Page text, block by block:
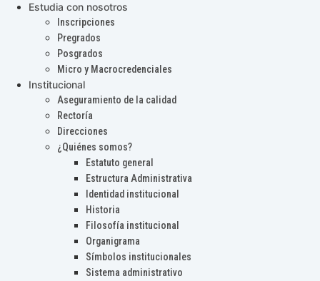
Estudia con nosotros
Inscripciones
Pregrados
Posgrados
Micro y Macrocredenciales
Institucional
Aseguramiento de la calidad
Rectoría
Direcciones
¿Quiénes somos?
Estatuto general
Estructura Administrativa
Identidad institucional
Historia
Filosofía institucional
Organigrama
Símbolos institucionales
Sistema administrativo